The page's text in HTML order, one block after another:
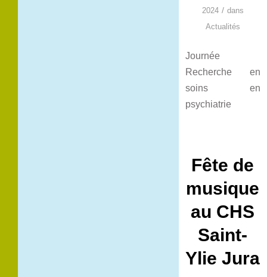
2024 / dans
Actualités
Journée
Recherche en
soins en
psychiatrie
Fête de
musique
au CHS
Saint-
Ylie Jura